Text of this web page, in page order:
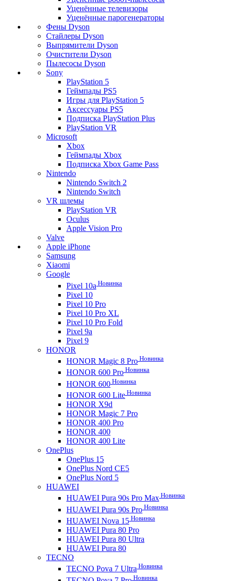
Уценённые телевизоры
Уценённые парогенераторы
Фены Dyson
Стайлеры Dyson
Выпрямители Dyson
Очистители Dyson
Пылесосы Dyson
Sony
PlayStation 5
Геймпады PS5
Игры для PlayStation 5
Аксессуары PS5
Подписка PlayStation Plus
PlayStation VR
Microsoft
Xbox
Геймпады Xbox
Подписка Xbox Game Pass
Nintendo
Nintendo Switch 2
Nintendo Switch
VR шлемы
PlayStation VR
Oculus
Apple Vision Pro
Valve
Apple iPhone
Samsung
Xiaomi
Google
Pixel 10a Новинка
Pixel 10
Pixel 10 Pro
Pixel 10 Pro XL
Pixel 10 Pro Fold
Pixel 9a
Pixel 9
HONOR
HONOR Magic 8 Pro Новинка
HONOR 600 Pro Новинка
HONOR 600 Новинка
HONOR 600 Lite Новинка
HONOR X9d
HONOR Magic 7 Pro
HONOR 400 Pro
HONOR 400
HONOR 400 Lite
OnePlus
OnePlus 15
OnePlus Nord CE5
OnePlus Nord 5
HUAWEI
HUAWEI Pura 90s Pro Max Новинка
HUAWEI Pura 90s Pro Новинка
HUAWEI Nova 15 Новинка
HUAWEI Pura 80 Pro
HUAWEI Pura 80 Ultra
HUAWEI Pura 80
TECNO
TECNO Pova 7 Ultra Новинка
Новинка